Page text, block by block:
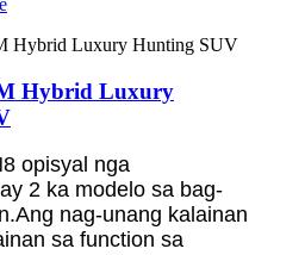
Hybrid Luxury
opisyal nga
2 ka modelo sa bag-
nag-unang kalainan
sa function sa